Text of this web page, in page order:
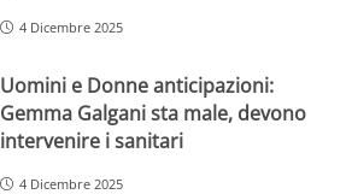
4 Dicembre 2025
Uomini e Donne anticipazioni:
Gemma Galgani sta male, devono
intervenire i sanitari
4 Dicembre 2025